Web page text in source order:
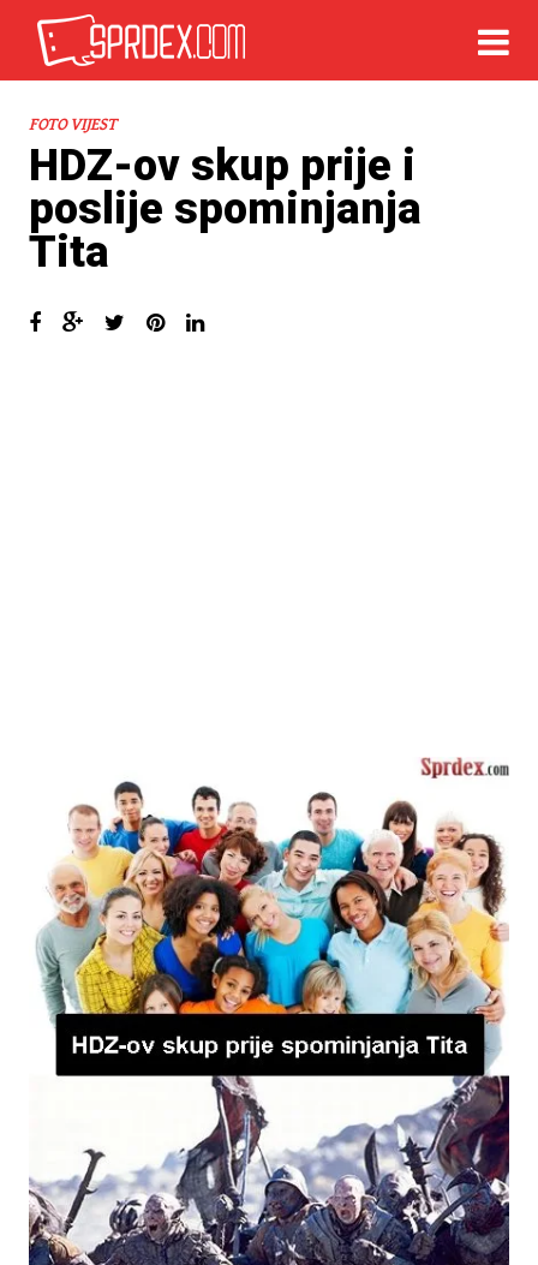
FOTO VIJEST
HDZ-ov skup prije i
poslije spominjanja
Tita